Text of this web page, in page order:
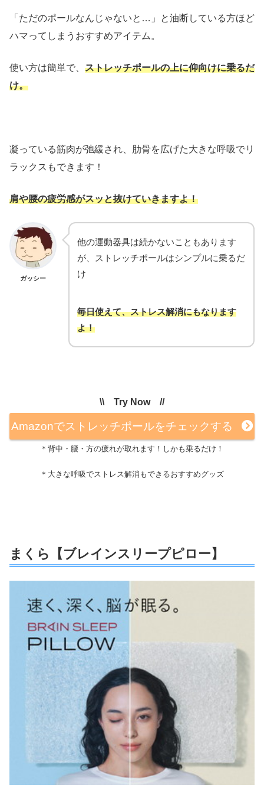
「ただのポールなんじゃないと…」と油断している方ほど
ハマってしまうおすすめアイテム。
使い方は簡単で、 ストレッチポールの上に仰向けに乗るだ
け。
凝っている筋肉が弛緩され、肋骨を広げた大きな呼吸でリ
ラックスもできます！
肩や腰の疲労感がスッと抜けていきますよ！
ガッシー
他の運動器具は続かないこともあります
が、ストレッチポールはシンプルに乗るだ
け
毎日使えて、ストレス解消にもなります
よ！
\\ Try Now //
Amazonでストレッチポールをチェックする
＊背中・腰・方の疲れが取れます！しかも乗るだけ！
＊大きな呼吸でストレス解消もできるおすすめグッズ
まくら【ブレインスリープピロー】